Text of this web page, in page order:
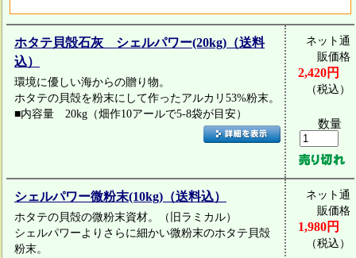
ホタテ貝殻石灰 シェルパワー(20kg)（送料
込）
環境に優しい海からの贈り物。
ホタテの貝殻を粉末にして作ったアルカリ53%粉末。
■内容量 20kg（畑作10アールで5-8袋が目安）
ネット通
販価格
2,420円
（税込）
数量
シェルパワー微粉末(10kg)（送料込）
ホタテの貝殻の微粉末資材。（旧ラミカル）
シェルパワーよりさらに細かい微粉末のホタテ貝殻
粉末。
ネット通
販価格
1,980円
（税込）